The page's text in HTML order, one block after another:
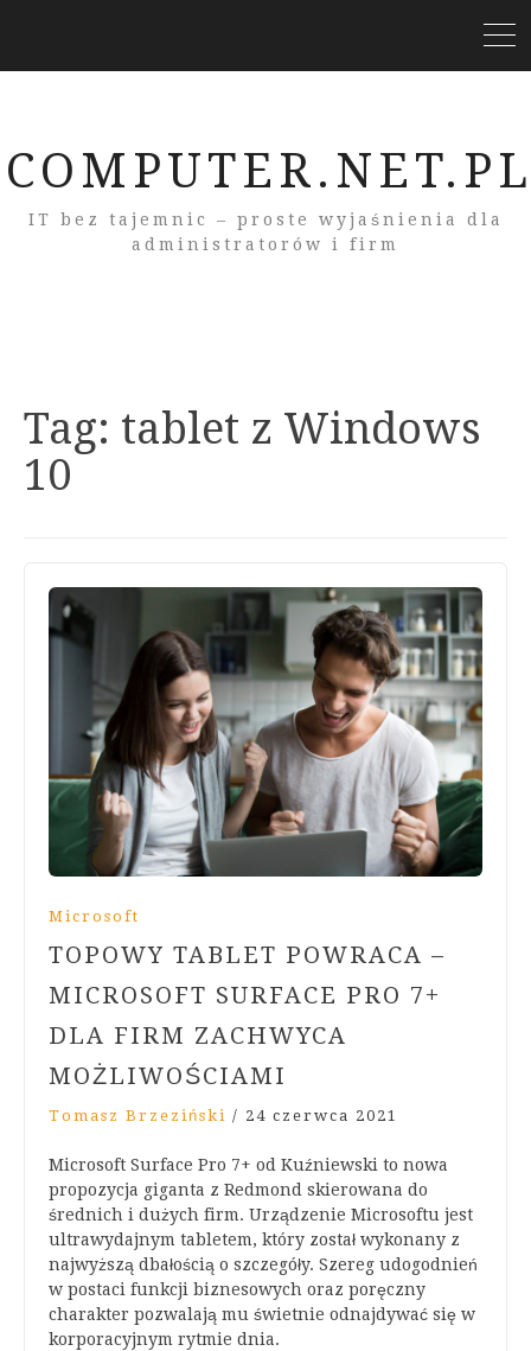
IT bez tajemnic – proste wyjaśnienia dla
administratorów i firm
Tag: tablet z Windows
10
Microsoft
TOPOWY TABLET POWRACA –
MICROSOFT SURFACE PRO 7+
DLA FIRM ZACHWYCA
MOŻLIWOŚCIAMI
Tomasz Brzeziński / 24 czerwca 2021
Microsoft Surface Pro 7+ od Kuźniewski to nowa
propozycja giganta z Redmond skierowana do
średnich i dużych firm. Urządzenie Microsoftu jest
ultrawydajnym tabletem, który został wykonany z
najwyższą dbałością o szczegóły. Szereg udogodnień
w postaci funkcji biznesowych oraz poręczny
charakter pozwalają mu świetnie odnajdywać się w
korporacyjnym rytmie dnia.